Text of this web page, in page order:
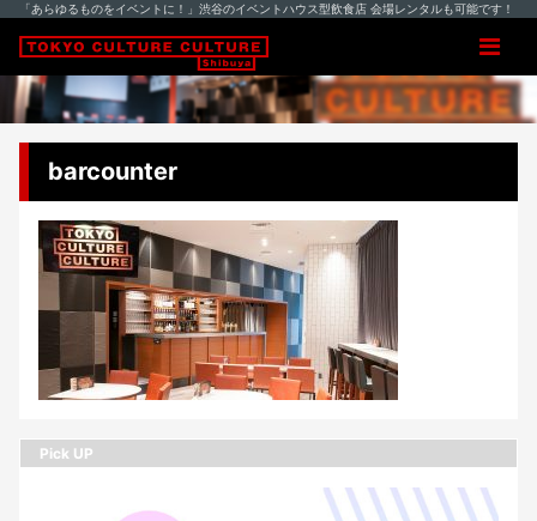
「あらゆるものをイベントに！」渋谷のイベントハウス型飲食店 会場レンタルも可能です！
barcounter
Pick UP